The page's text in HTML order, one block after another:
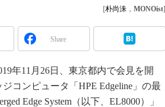
S＆OP
イノベーション
[朴尚洙 ， MONOist]
Share
年11月26日、東京都内で会見を開
コンピュータ「HPE Edgeline」の最
Edge System（以下、EL8000）」